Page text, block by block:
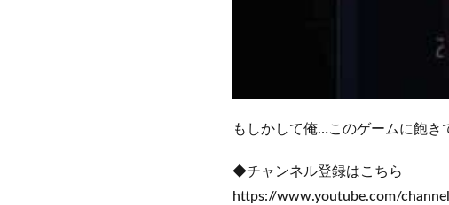
もしかして俺…このゲームに飽き
◆チャンネル登録はこちら
https://www.youtube.com/